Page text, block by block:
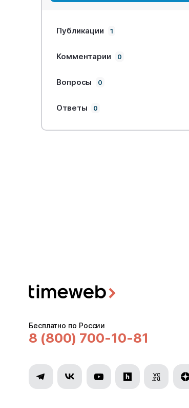
Публикации 1
Комментарии 0
Вопросы 0
Ответы 0
Бесплатно по России
8 (800) 700-10-81